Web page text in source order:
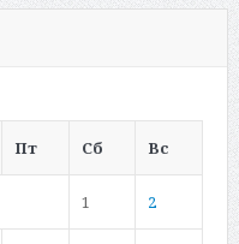
Пт Сб Вс
1 2